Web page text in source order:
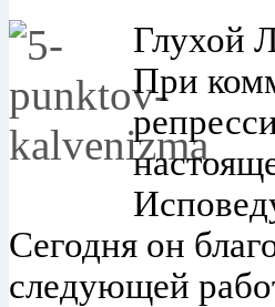
Глухой
При
Сегодня он
следующей